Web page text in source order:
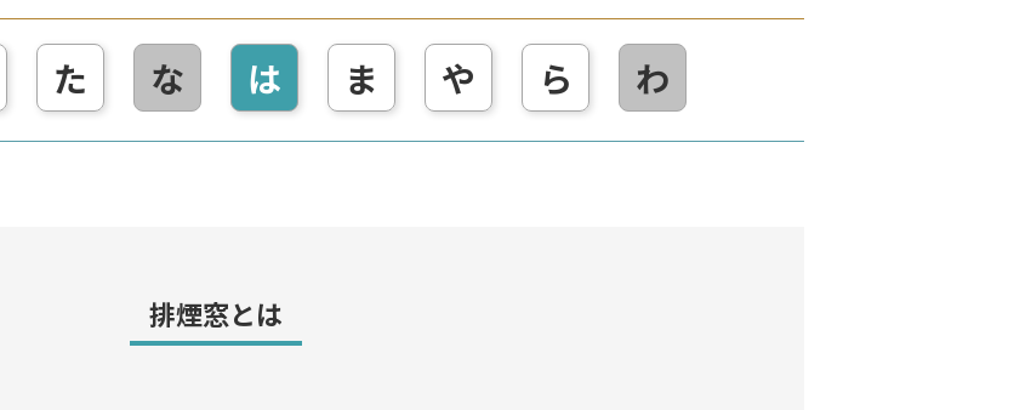
た な は ま や ら わ
排煙窓とは